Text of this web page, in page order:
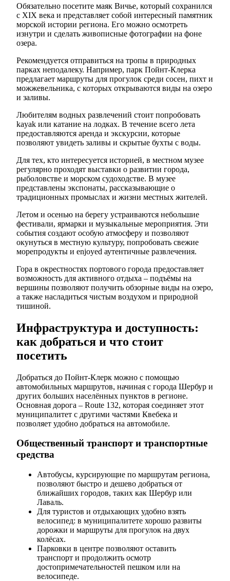
Обязательно посетите маяк Вичье, который сохранился
с XIX века и представляет собой интересный памятник
морской истории региона. Его можно осмотреть
изнутри и сделать живописные фотографии на фоне
озера.
Рекомендуется отправиться на тропы в природных
парках неподалеку. Например, парк Пойнт-Клерка
предлагает маршруты для прогулок среди сосен, пихт и
можжевельника, с которых открываются виды на озеро
и заливы.
Любителям водных развлечений стоит попробовать
kayak или катание на лодках. В течение всего лета
предоставляются аренда и экскурсии, которые
позволяют увидеть заливы и скрытые бухты с воды.
Для тех, кто интересуется историей, в местном музее
регулярно проходят выставки о развитии города,
рыболовстве и морском судоходстве. В музее
представлены экспонаты, рассказывающие о
традиционных промыслах и жизни местных жителей.
Летом и осенью на берегу устраиваются небольшие
фестивали, ярмарки и музыкальные мероприятия. Эти
события создают особую атмосферу и позволяют
окунуться в местную культуру, попробовать свежие
морепродукты и enjoyed аутентичные развлечения.
Гора в окрестностях портового города предоставляет
возможность для активного отдыха – подъёмы на
вершины позволяют получить обзорные виды на озеро,
а также насладиться чистым воздухом и природной
тишиной.
Инфраструктура и доступность:
как добраться и что стоит
посетить
Добраться до Пойнт-Клерк можно с помощью
автомобильных маршрутов, начиная с города Шербур и
других больших населённых пунктов в регионе.
Основная дорога – Route 132, которая соединяет этот
муниципалитет с другими частями Квебека и
позволяет удобно добраться на автомобиле.
Общественный транспорт и транспортные
средства
Автобусы, курсирующие по маршрутам региона,
позволяют быстро и дешево добраться от
ближайших городов, таких как Шербур или
Лаваль.
Для туристов и отдыхающих удобно взять
велосипед: в муниципалитете хорошо развиты
дорожки и маршруты для прогулок на двух
колёсах.
Парковки в центре позволяют оставить
транспорт и продолжить осмотр
достопримечательностей пешком или на
велосипеде.